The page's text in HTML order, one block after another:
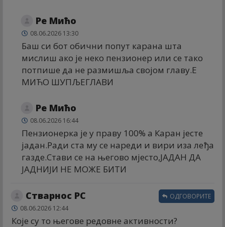
Ре Мићо
08.06.2026 13:30
Баш си бот обични попут карана шта
мислиш ако је неко пензионер или се тако
потпише да не размишља својом главу.Е
МИЋО ШУПЉЕГЛАВИ
Ре Мићо
08.06.2026 16:44
Пензионерка је у праву 100% а Каран јесте
јадан.Ради ста му се нареди и вири иза леђа
газде.Стави се на његово мјесто,ЈАДАН ДА
ЈАДНИЈИ НЕ МОЖЕ БИТИ
Стварнос РС
08.06.2026 12:44
Које су то његове редовне активности?
ОДГОВОРИТЕ